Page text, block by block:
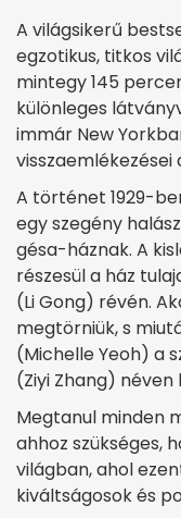
A világsikerű
egzotikus, titkos
mintegy 145
különleges
immár New
A történet 1929-
egy szegény
gésa-háznak. A
részesül a ház
(Li Gong) révén.
megtörniük, s
(Michelle Yeoh) a
(Ziyi Zhang) néven
Megtanul minden
ahhoz szükséges,
világban, ahol
kiváltságosok és